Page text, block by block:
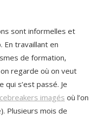
sont informelles et
En travaillant en
de formation,
regarde où on veut
s’est passé. Je
imagés où l’on
Plusieurs mois de